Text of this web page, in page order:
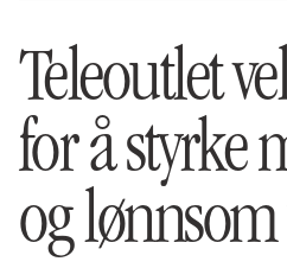
Teleoutlet
for å styrke
og lønnsom